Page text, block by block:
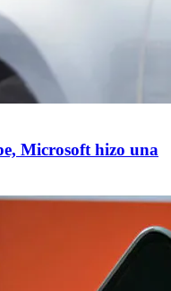
Microsoft hizo una